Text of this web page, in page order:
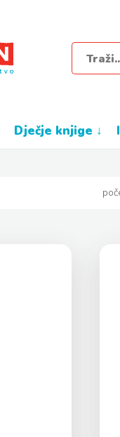
dječje knjige ↓